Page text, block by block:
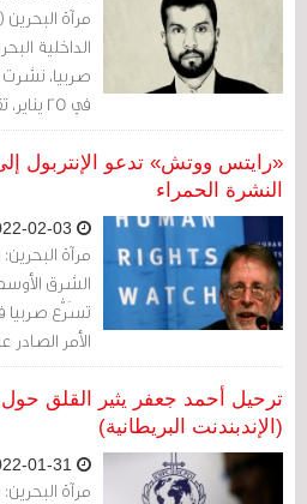
مرآة
الداخلية
صربيا، نشرت
في 25
القضية
انتخاب
«رايتس ووتش» تدعو الإنتربول
النشرة الحمراء
مرآة
الشرق
تسَرُّع
الأمر
الأوروبية
يؤكد حاجة
ترحيل أحمد جعفر يثير القلق
(الإندبندنت البريطانية)
مرآة